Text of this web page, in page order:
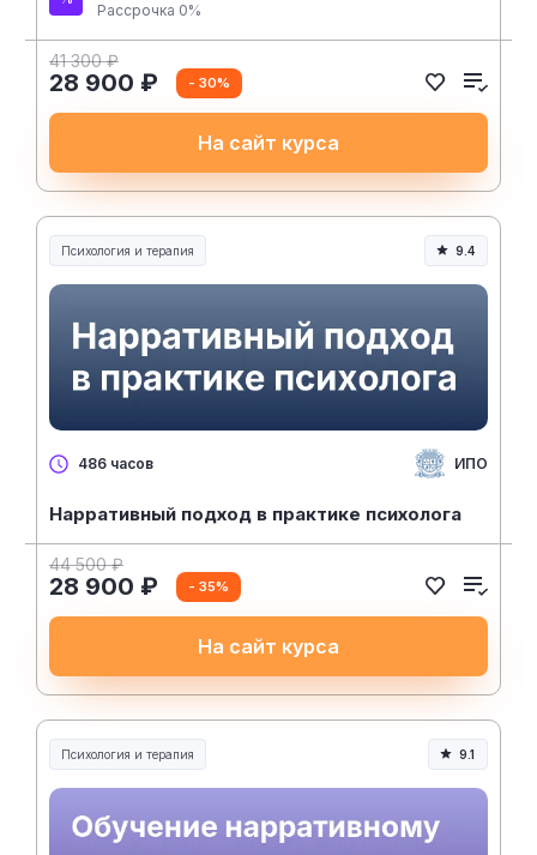
Рассрочка 0%
41 300 ₽
28 900 ₽ - 30%
На сайт курса
Психология и терапия 9.4
486 часов ИПО
Нарративный подход в практике психолога
44 500 ₽
28 900 ₽ - 35%
На сайт курса
Психология и терапия 9.1